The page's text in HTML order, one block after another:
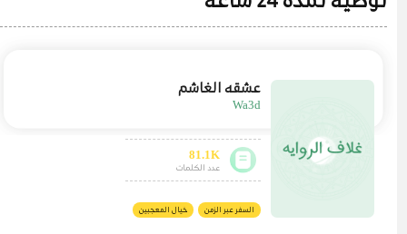
عشقه الغاشم
Wa3d
81.1K
عدد الكلمات
السفر عبر الزمن خيال المعجبين